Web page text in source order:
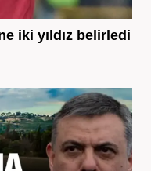
iki yıldız belirledi